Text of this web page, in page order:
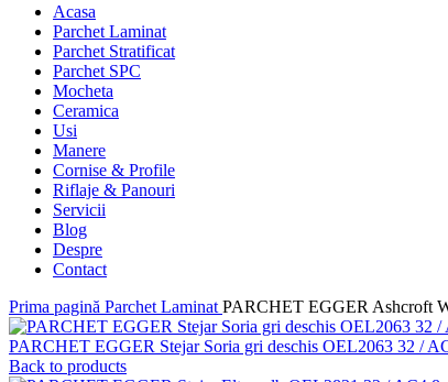
Acasa
Parchet Laminat
Parchet Stratificat
Parchet SPC
Mocheta
Ceramica
Usi
Manere
Cornise & Profile
Riflaje & Panouri
Servicii
Blog
Despre
Contact
Prima pagină Parchet Laminat PARCHET EGGER Ashcroft
PARCHET EGGER Stejar Soria gri deschis OEL2063 32 /
Back to products